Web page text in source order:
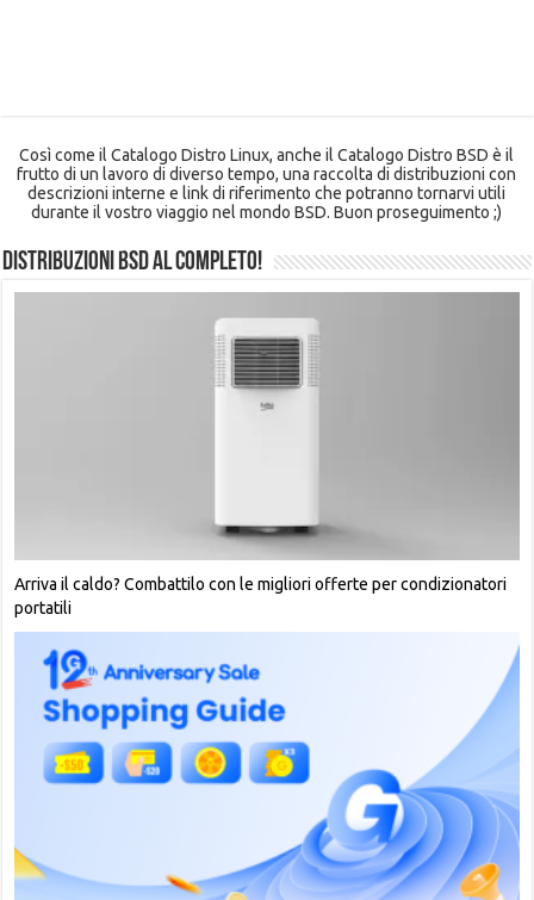
Così come il Catalogo Distro Linux, anche il Catalogo Distro BSD è il
frutto di un lavoro di diverso tempo, una raccolta di distribuzioni con
descrizioni interne e link di riferimento che potranno tornarvi utili
durante il vostro viaggio nel mondo BSD. Buon proseguimento ;)
Distribuzioni BSD al completo!
Arriva il caldo? Combattilo con le migliori offerte per condizionatori
portatili